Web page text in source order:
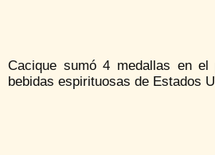
Cacique sumó 4 medallas en el
bebidas espirituosas de Estados